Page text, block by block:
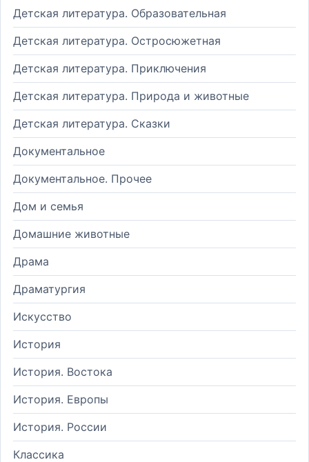
Детская литература. Образовательная
Детская литература. Остросюжетная
Детская литература. Приключения
Детская литература. Природа и животные
Детская литература. Сказки
Документальное
Документальное. Прочее
Дом и семья
Домашние животные
Драма
Драматургия
Искусство
История
История. Востока
История. Европы
История. России
Классика